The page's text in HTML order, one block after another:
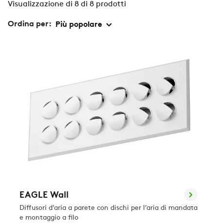
Visualizzazione di 8 di 8 prodotti
Ordina per:
EAGLE Wall
Diffusori d’aria a parete con dischi per l’aria di mandata
e montaggio a filo